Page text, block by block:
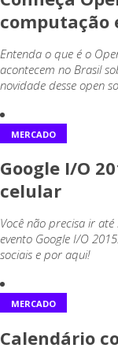
computação
Entenda o que é o
acontecem no Brasil
novidade desse open
MERCADO
Google I/O
celular
Você não precisa ir
evento Google I/O
sociais e por aqui!
MERCADO
Calendário